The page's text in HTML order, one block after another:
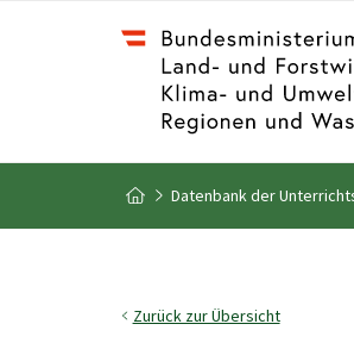
Zum Inhalt
Zum Inhaltsverzeichnis
Zur Startseite
Datenbank der
Zurück zur Übersicht